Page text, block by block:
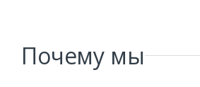
Почему мы